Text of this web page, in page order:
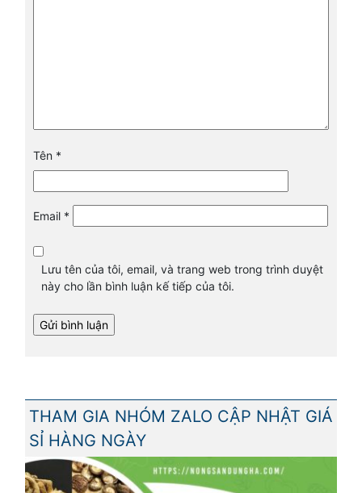
Tên *
Email *
Lưu tên của tôi, email, và trang web trong trình duyệt
này cho lần bình luận kế tiếp của tôi.
THAM GIA NHÓM ZALO CẬP NHẬT GIÁ
SỈ HÀNG NGÀY